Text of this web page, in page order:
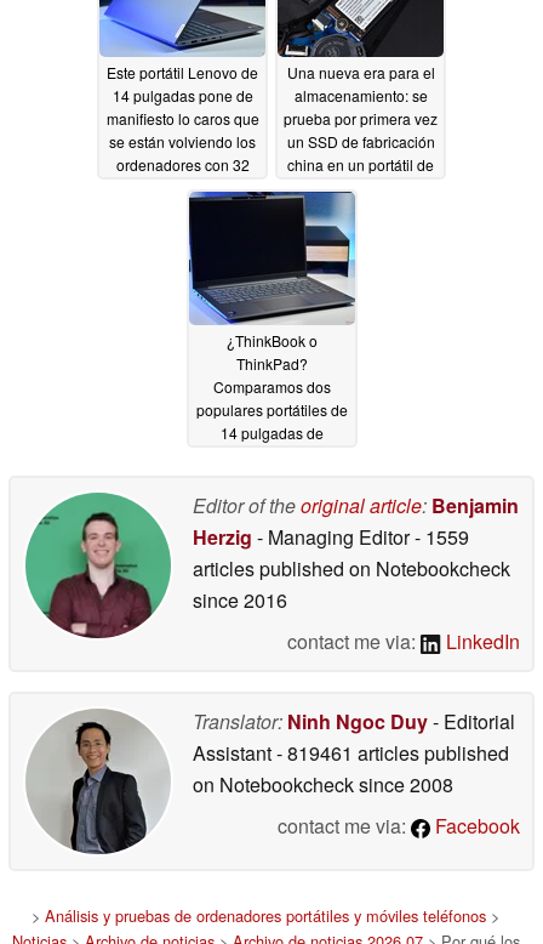
07/08/2026
Este portátil Lenovo de
14 pulgadas pone de
manifiesto lo caros que
se están volviendo los
ordenadores con 32
GB de RAM07/06/2026
Una nueva era para el
almacenamiento: se
prueba por primera vez
un SSD de fabricación
china en un portátil de
Lenovo
¿ThinkBook o
ThinkPad?
Comparamos dos
populares portátiles de
14 pulgadas de
Editor of theoriginal article: Benjamin
Herzig - Managing Editor- 1559
articles published on Notebookcheck
since 2016
contact me via:
LinkedIn
Translator: Ninh Ngoc Duy- Editorial
Assistant- 819461 articles published
on Notebookchecksince 2008
contact me via:
Facebook
> Análisis y pruebas de ordenadores portátiles y móviles teléfonos >